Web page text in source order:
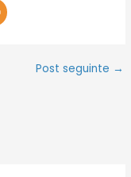
Post seguinte →